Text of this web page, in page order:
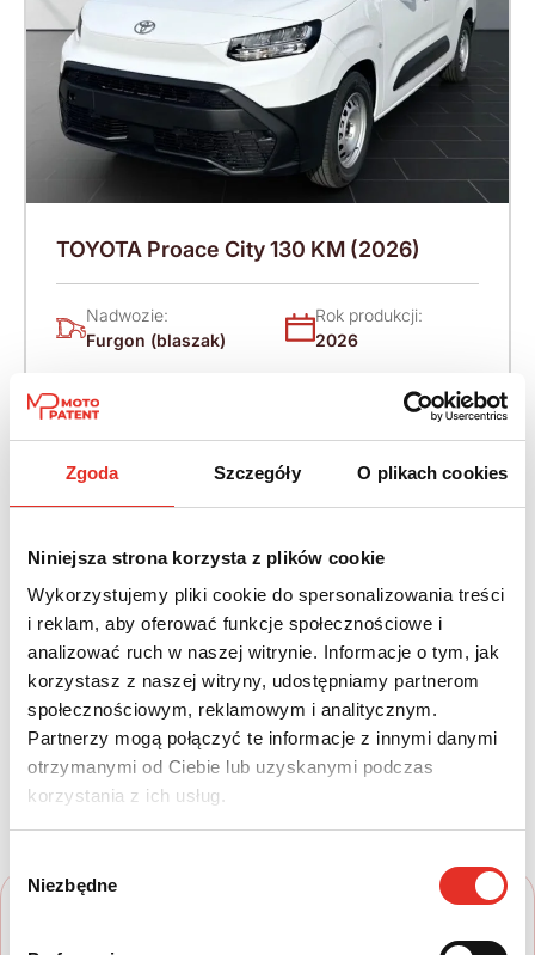
Zgoda Szczegóły O plikach cookies
Niniejsza strona korzysta z plików cookie
Wykorzystujemy pliki cookie do spersonalizowania treści
i reklam, aby oferować funkcje społecznościowe i
analizować ruch w naszej witrynie. Informacje o tym, jak
korzystasz z naszej witryny, udostępniamy partnerom
społecznościowym, reklamowym i analitycznym.
Partnerzy mogą połączyć te informacje z innymi danymi
otrzymanymi od Ciebie lub uzyskanymi podczas
korzystania z ich usług.
zgody
Niezbędne
TOYOTA Proace City 130 KM (2026)
Nadwozie:
Furgon (blaszak)
Rok produkcji:
2026
Napęd:
Na przód
Automatyczna
Diesel
Moc (KM):
130
Leasing netto od:
1 521 zł
1 871 zł brutto / msc.
119 826 zł
Twój nowy samochód w kilku
prostych krokach